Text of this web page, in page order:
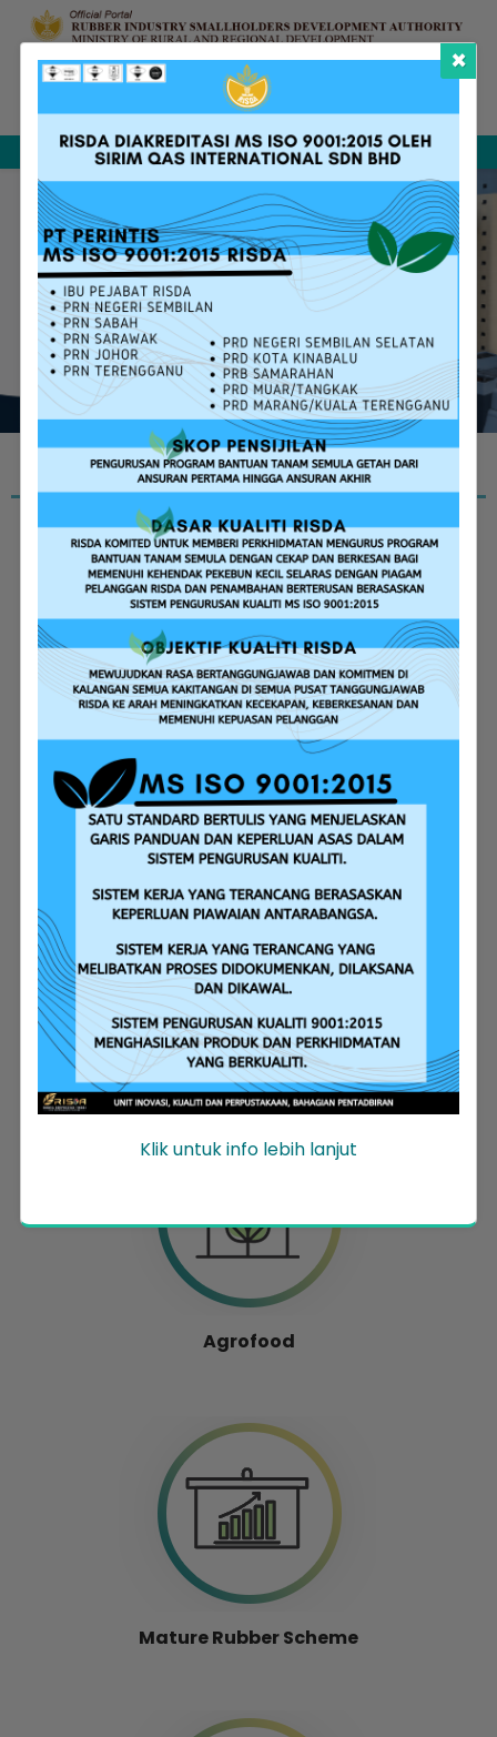
FAQ Contact Us
Search
WELCOMETOTHE
NEW OFFICIALPO RTAL
RISDA
nformativeand
rfr iendl y
RISDA SERVICES
Replanting Assistance
Entrepreneur Development
Agrofood
Mature Rubber Scheme
×
Klik untuk info lebih lanjut